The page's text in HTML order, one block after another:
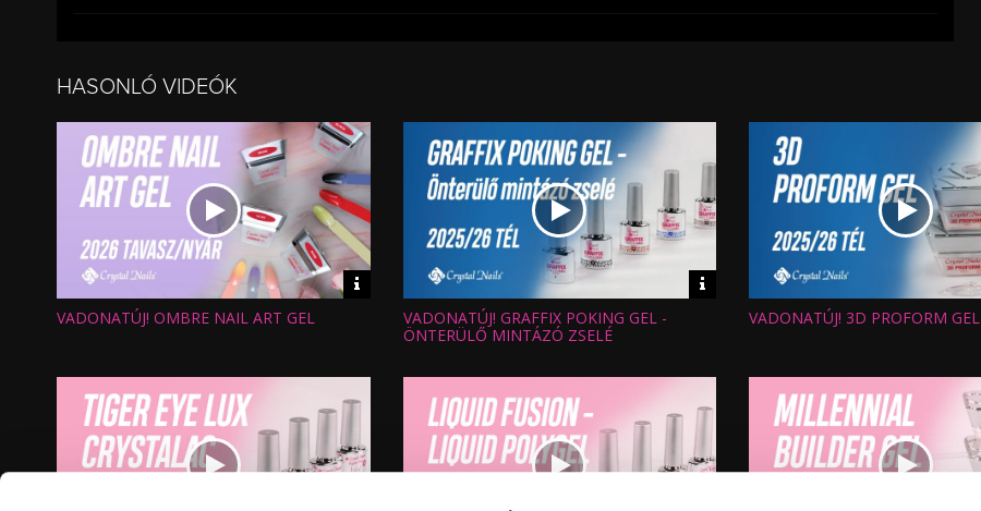
HASONLÓ VIDEÓK
Video
információk
Hossz:
Nézettség:
VADONATÚJ! OMBRE NAIL ART GEL
Video
információk
Hossz:
Nézettség:
VADONATÚJ! GRAFFIX POKING GEL -
ÖNTERÜLŐ MINTÁZÓ ZSELÉ
Hossz:
Nézettség:
VADONATÚJ! 3D PROFORM GEL